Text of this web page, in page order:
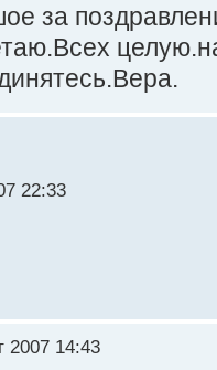
за
22:33
2007 14:43